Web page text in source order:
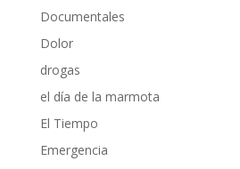
Documentales
Dolor
drogas
el día de la marmota
El Tiempo
Emergencia